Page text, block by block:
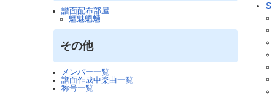
譜面配布部屋
魑魅魍魎
その他
メンバー一覧
譜面作成中楽曲一覧
称号一覧
S